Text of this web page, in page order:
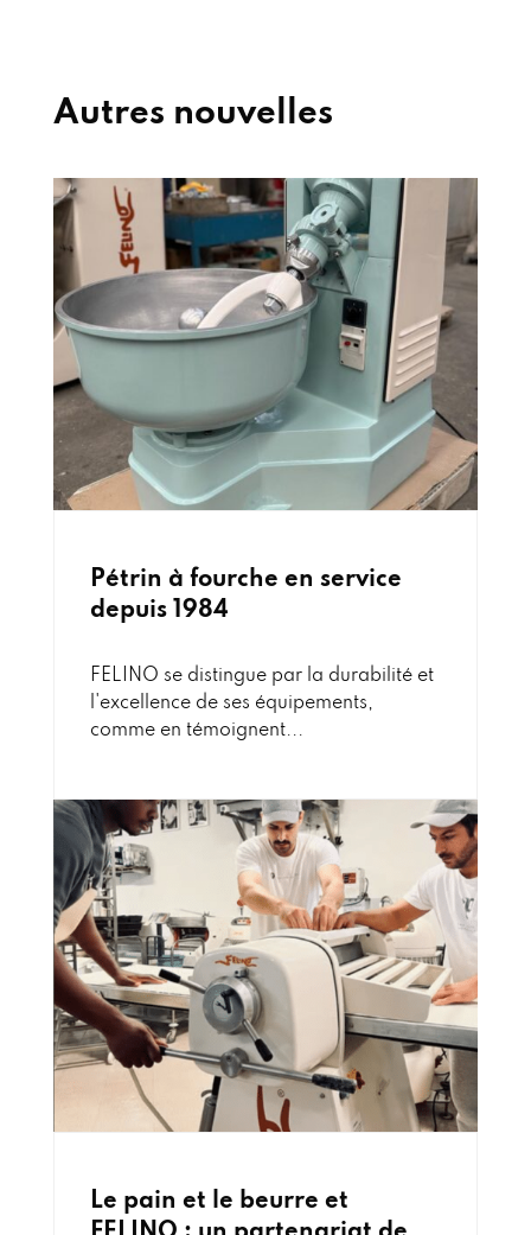
Autres nouvelles
Pétrin à fourche en service
depuis 1984
FELINO se distingue par la durabilité et
l'excellence de ses équipements,
comme en témoignent...
Le pain et le beurre et